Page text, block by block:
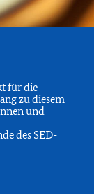
für die
zu diesem
und
des SED-